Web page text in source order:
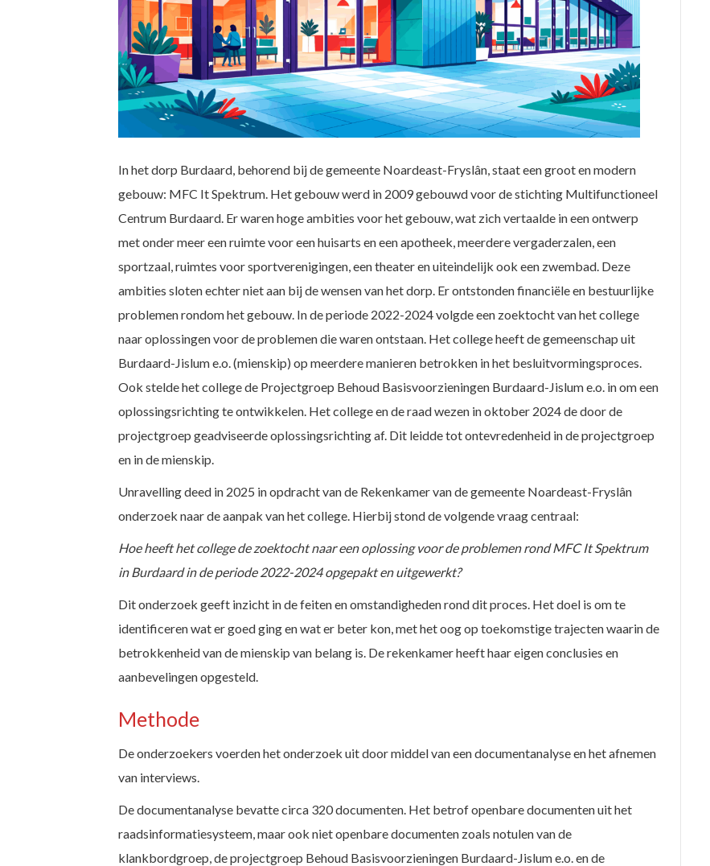
In het dorp Burdaard, behorend bij de gemeente Noardeast-Fryslân, staat een groot en modern
gebouw: MFC It Spektrum. Het gebouw werd in 2009 gebouwd voor de stichting Multifunctioneel
Centrum Burdaard. Er waren hoge ambities voor het gebouw, wat zich vertaalde in een ontwerp
met onder meer een ruimte voor een huisarts en een apotheek, meerdere vergaderzalen, een
sportzaal, ruimtes voor sportverenigingen, een theater en uiteindelijk ook een zwembad. Deze
ambities sloten echter niet aan bij de wensen van het dorp. Er ontstonden financiële en bestuurlijke
problemen rondom het gebouw. In de periode 2022-2024 volgde een zoektocht van het college
naar oplossingen voor de problemen die waren ontstaan. Het college heeft de gemeenschap uit
Burdaard-Jislum e.o. (mienskip) op meerdere manieren betrokken in het besluitvormingsproces.
Ook stelde het college de Projectgroep Behoud Basisvoorzieningen Burdaard-Jislum e.o. in om een
oplossingsrichting te ontwikkelen. Het college en de raad wezen in oktober 2024 de door de
projectgroep geadviseerde oplossingsrichting af. Dit leidde tot ontevredenheid in de projectgroep
en in de mienskip.
Unravelling deed in 2025 in opdracht van de Rekenkamer van de gemeente Noardeast-Fryslân
onderzoek naar de aanpak van het college. Hierbij stond de volgende vraag centraal:
Hoe heeft het college de zoektocht naar een oplossing voor de problemen rond MFC It Spektrum
in Burdaard in de periode 2022-2024 opgepakt en uitgewerkt?
Dit onderzoek geeft inzicht in de feiten en omstandigheden rond dit proces. Het doel is om te
identificeren wat er goed ging en wat er beter kon, met het oog op toekomstige trajecten waarin de
betrokkenheid van de mienskip van belang is. De rekenkamer heeft haar eigen conclusies en
aanbevelingen opgesteld.
Methode
De onderzoekers voerden het onderzoek uit door middel van een documentanalyse en het afnemen
van interviews.
De documentanalyse bevatte circa 320 documenten. Het betrof openbare documenten uit het
raadsinformatiesysteem, maar ook niet openbare documenten zoals notulen van de
klankbordgroep, de projectgroep Behoud Basisvoorzieningen Burdaard-Jislum e.o. en de